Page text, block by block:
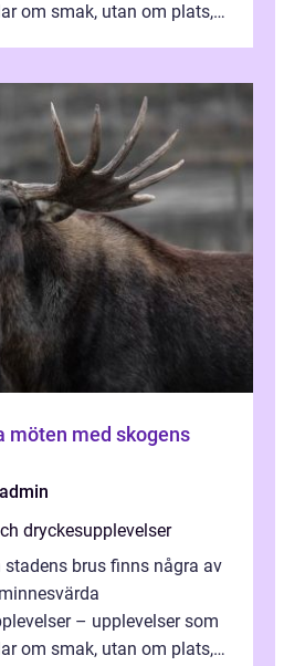
om smak, utan om plats,
möten med skogens
admin
dryckesupplevelser
brus finns några av
– upplevelser som
om smak, utan om plats,